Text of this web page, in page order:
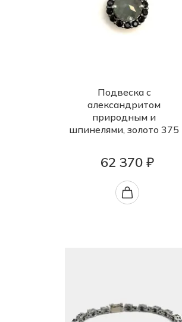
Подвеска с
александритом
природным и
шпинелями, золото 375
62 370 ₽